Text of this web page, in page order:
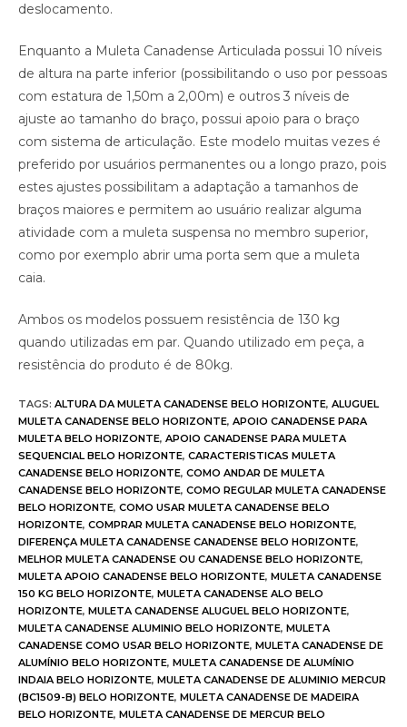
deslocamento.
Enquanto a Muleta Canadense Articulada possui 10 níveis
de altura na parte inferior (possibilitando o uso por pessoas
com estatura de 1,50m a 2,00m) e outros 3 níveis de
ajuste ao tamanho do braço, possui apoio para o braço
com sistema de articulação. Este modelo muitas vezes é
preferido por usuários permanentes ou a longo prazo, pois
estes ajustes possibilitam a adaptação a tamanhos de
braços maiores e permitem ao usuário realizar alguma
atividade com a muleta suspensa no membro superior,
como por exemplo abrir uma porta sem que a muleta
caia.
Ambos os modelos possuem resistência de 130 kg
quando utilizadas em par. Quando utilizado em peça, a
resistência do produto é de 80kg.
TAGS: ALTURA DA MULETA CANADENSE BELO HORIZONTE, ALUGUEL
MULETA CANADENSE BELO HORIZONTE, APOIO CANADENSE PARA
MULETA BELO HORIZONTE, APOIO CANADENSE PARA MULETA
SEQUENCIAL BELO HORIZONTE, CARACTERISTICAS MULETA
CANADENSE BELO HORIZONTE, COMO ANDAR DE MULETA
CANADENSE BELO HORIZONTE, COMO REGULAR MULETA CANADENSE
BELO HORIZONTE, COMO USAR MULETA CANADENSE BELO
HORIZONTE, COMPRAR MULETA CANADENSE BELO HORIZONTE,
DIFERENÇA MULETA CANADENSE CANADENSE BELO HORIZONTE,
MELHOR MULETA CANADENSE OU CANADENSE BELO HORIZONTE,
MULETA APOIO CANADENSE BELO HORIZONTE, MULETA CANADENSE
150 KG BELO HORIZONTE, MULETA CANADENSE ALO BELO
HORIZONTE, MULETA CANADENSE ALUGUEL BELO HORIZONTE,
MULETA CANADENSE ALUMINIO BELO HORIZONTE, MULETA
CANADENSE COMO USAR BELO HORIZONTE, MULETA CANADENSE DE
ALUMÍNIO BELO HORIZONTE, MULETA CANADENSE DE ALUMÍNIO
INDAIA BELO HORIZONTE, MULETA CANADENSE DE ALUMINIO MERCUR
(BC1509-B) BELO HORIZONTE, MULETA CANADENSE DE MADEIRA
BELO HORIZONTE, MULETA CANADENSE DE MERCUR BELO